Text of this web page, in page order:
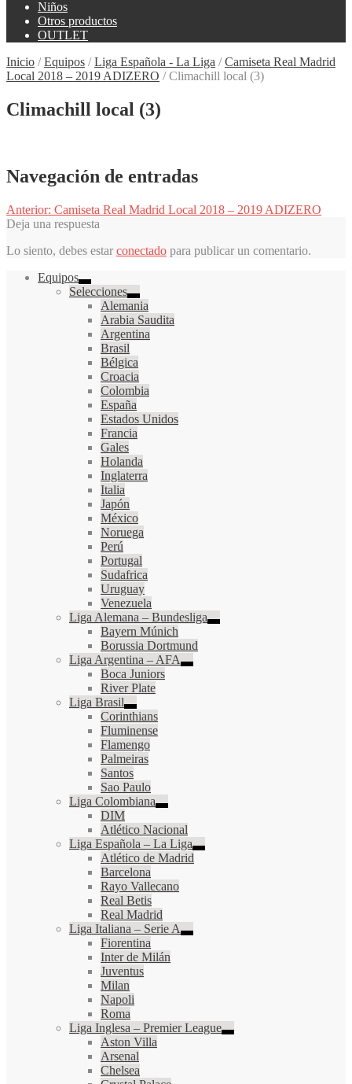
Niños
Otros productos
OUTLET
Inicio /Equipos /Liga Española - La Liga /Camiseta Real Madrid
Local 2018 – 2019 ADIZERO /Climachill local (3)
Climachill local (3)
Navegación de entradas
Anterior: Camiseta Real Madrid Local 2018 – 2019 ADIZERO
Deja una respuesta
Lo siento, debes estar conectado para publicar un comentario.
Equipos
Selecciones
Alemania
Arabia Saudita
Argentina
Brasil
Bélgica
Croacia
Colombia
España
Estados Unidos
Francia
Gales
Holanda
Inglaterra
Italia
Japón
México
Noruega
Perú
Portugal
Sudafrica
Uruguay
Venezuela
Liga Alemana – Bundesliga
Bayern Múnich
Borussia Dortmund
Liga Argentina – AFA
Boca Juniors
River Plate
Liga Brasil
Corinthians
Fluminense
Flamengo
Palmeiras
Santos
Sao Paulo
Liga Colombiana
DIM
Atlético Nacional
Liga Española – La Liga
Atlético de Madrid
Barcelona
Rayo Vallecano
Real Betis
Real Madrid
Liga Italiana – Serie A
Fiorentina
Inter de Milán
Juventus
Milan
Napoli
Roma
Liga Inglesa – Premier League
Aston Villa
Arsenal
Chelsea